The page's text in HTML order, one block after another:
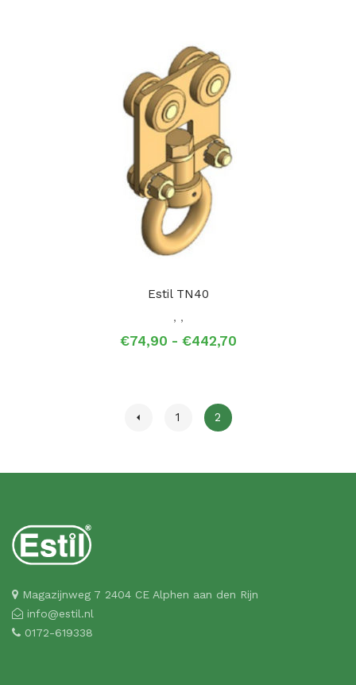
Estil TN40
, ,
€74,90 - €442,70Prijsklasse:
1 2
Magazijnweg 7 2404 CE Alphen aan den Rijn
info@estil.nl
0172-619338